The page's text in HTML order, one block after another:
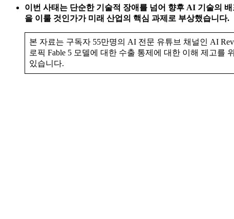
이번 사태는 단순한 기술적 장애를 넘어 향후 AI 기술의
을 이룰 것인가가 미래 산업의 핵심 과제로 부상했습니다.
본 자료는 구독자 55만명의 AI 전문 유튜브 채널인 AI
로픽 Fable 5 모델에 대한 수출 통제에 대한 이해 제고
있습니다.